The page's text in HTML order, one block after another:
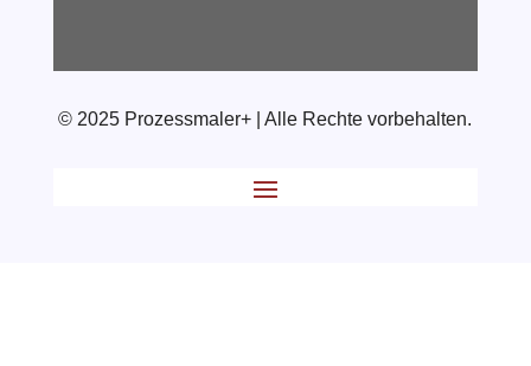
© 2025 Prozessmaler+ | Alle Rechte vorbehalten.